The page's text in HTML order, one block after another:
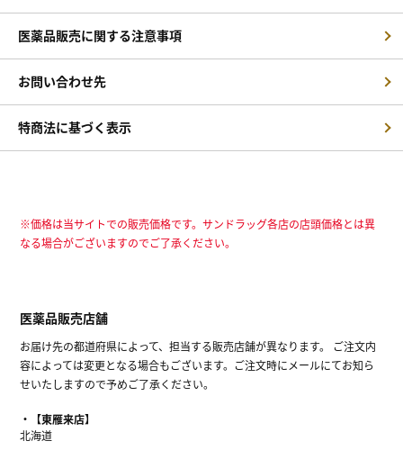
医薬品販売に関する注意事項
お問い合わせ先
特商法に基づく表示
※価格は当サイトでの販売価格です。サンドラッグ各店の店頭価格とは異
なる場合がございますのでご了承ください。
医薬品販売店舗
お届け先の都道府県によって、担当する販売店舗が異なります。 ご注文内
容によっては変更となる場合もございます。ご注文時にメールにてお知ら
せいたしますので予めご了承ください。
【東雁来店】
北海道